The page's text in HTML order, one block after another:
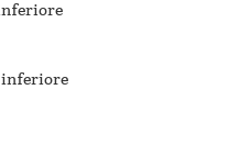
inferiore